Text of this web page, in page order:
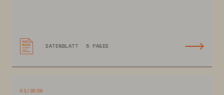
DATENBLATT 5 PAGES
01/2026